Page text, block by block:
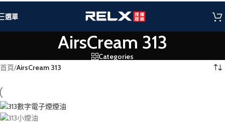
選單
AirsCream 313
Categories
首頁/AirsCream 313